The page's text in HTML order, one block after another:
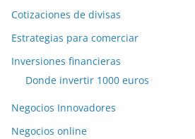
Cotizaciones de divisas
Estrategias para comerciar
Inversiones financieras
Donde invertir 1000 euros
Negocios Innovadores
Negocios online